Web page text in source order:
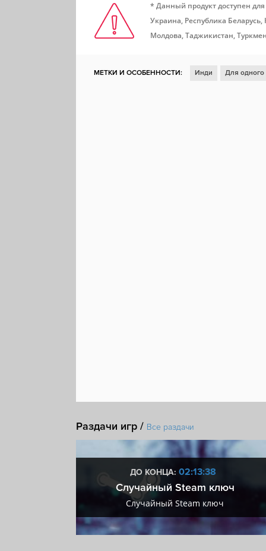
* Данный продукт доступен
Украина, Республика
Молдова, Таджикистан,
МЕТКИ И ОСОБЕННОСТИ: Инди Для одного
Раздачи игр / Все раздачи
ДО КОНЦА: 02:13:37
Случайный Steam ключ
Случайный Steam ключ